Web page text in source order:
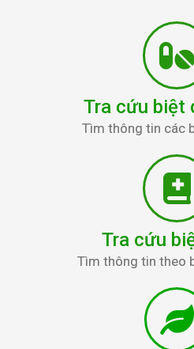
Tra cứu biệt
Tìm thông tin các
Tra cứu
Tìm thông tin theo